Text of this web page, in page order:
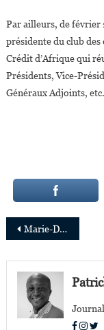
Par ailleurs, de février
présidente du club des
Crédit d’Afrique qui
Présidents, Vice-
Généraux Adjoints, etc.
de
l’article
Marie-Dolorès Mabuila, lauréate du prix du Forum européen du leadership féminin 2022